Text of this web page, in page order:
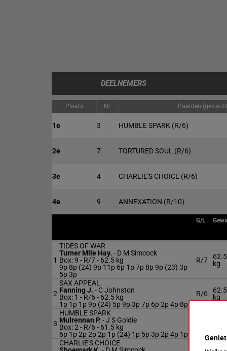
DEELNEMERS
Plaats Nr. Paarden
1e 3 HUMBLE SPARK (R/6)
2e 7 TORTURED SOUL (R/6)
3e 4 CHARLIE'S CHOICE (R/6)
4e 9 ANNEXATION (R/10)
G/L
1
TIDES OF WAR
Turner Mlle Hay. - D M Simcock
Box: 9 - R/7 - 62.5 kg
9p 8p (24) 9p 11p 6p 1p 7p 8p 9p (23) 3p
5p 3p
R/7
62.5
kg
2
SAX APPEAL
Fanning J. - C Johnston
Box: 1 - R/6 - 62.5 kg
1p 1p 1p 9p (24) 5p 9p 3p 7p 6p 2p 4p 8p
R/6
62.5
kg
3
HUMBLE SPARK
Mulrennan P. -J S Goldie
Box: 2 - R/6 - 61.5 kg
6p 1p 2p 2p 2p 1p (24) 1p 5p 3p 2p 4p 1p
CHARLIE'S CHOICE